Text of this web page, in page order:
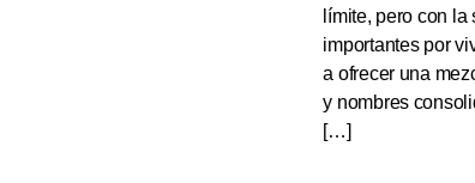
límite, pero con
importantes por
a ofrecer una
y nombres
[…]